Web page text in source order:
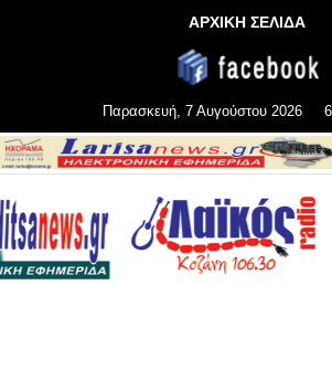
ΑΡΧΙΚΗ ΣΕΛΙΔΑ
Παρασκευή, 7 Αυγούστου 2026